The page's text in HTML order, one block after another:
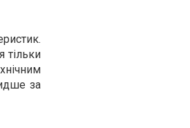
тільки
за